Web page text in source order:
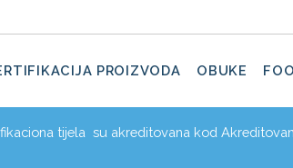
PROIZVODA OBUKE
tijela su akreditovana kod